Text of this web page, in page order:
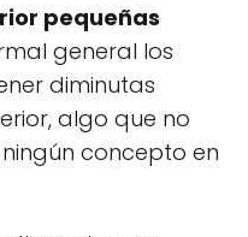
pequeñas
general los
diminutas
algo que no
concepto en